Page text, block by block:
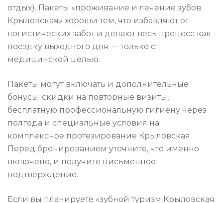
отдых). Пакеты «проживание и лечение зубов
Крыловская» хороши тем, что избавляют от
логистических забот и делают весь процесс как
поездку выходного дня — только с
медицинской целью.
Пакеты могут включать и дополнительные
бонусы: скидки на повторные визиты,
бесплатную профессиональную гигиену через
полгода и специальные условия на
комплексное протезирование Крыловская.
Перед бронированием уточните, что именно
включено, и получите письменное
подтверждение.
Если вы планируете «зубной туризм Крыловская